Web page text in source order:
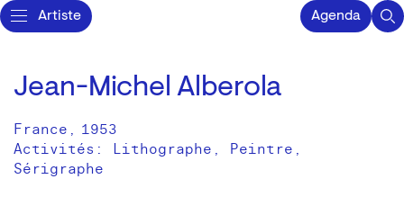
Artiste Agenda
Jean-Michel Alberola
France , 1953
Activités: Lithographe
Peintre
Sérigraphe